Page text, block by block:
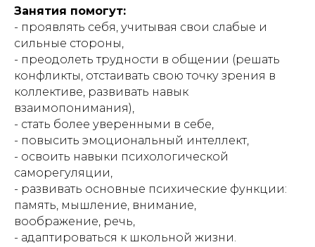
Занятия помогут:
- проявлять себя, учитывая свои слабые и
сильные стороны,
- преодолеть трудности в общении (решать
конфликты, отстаивать свою точку зрения в
коллективе, развивать навык
взаимопонимания),
- стать более уверенными в себе,
- повысить эмоциональный интеллект,
- освоить навыки психологической
саморегуляции,
- развивать основные психические функции:
память, мышление, внимание,
воображение, речь,
- адаптироваться к школьной жизни.